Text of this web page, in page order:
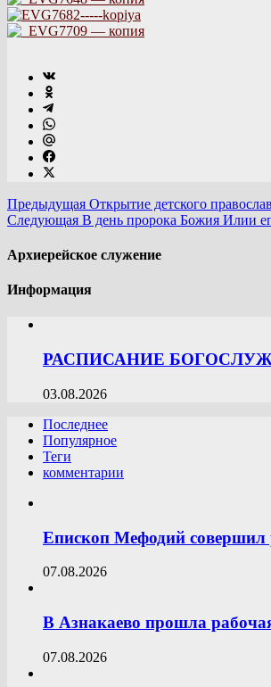
Предыдущая Открытие детского
Следующая В день пророка Божия Илии
Архиерейское служение
Информация
РАСПИСАНИЕ
03.08.2026
Последнее
Популярное
Теги
комментарии
Епископ Мефодий совершил
07.08.2026
В Азнакаево прошла
07.08.2026